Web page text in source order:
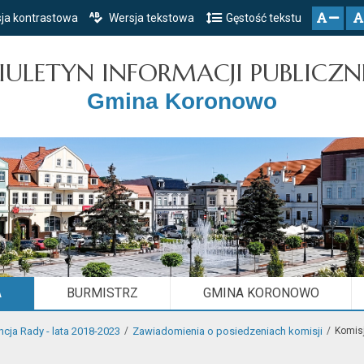
Przejdź do głównego menu
Przejdź do treści
Przejdź do mapy serwisu
kontrastowa Wersja tekstowa Gęstość tekstu
INFORMACJI
Gmina Koronowo
BURMISTRZ GMINA KORONOWO
Rady - lata 2018-2023 Zawiadomienia o posiedzeniach komisji